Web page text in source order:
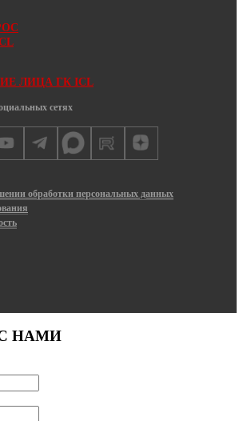
ЛИЦА ГК ICL
сетях
обработки персональных данных
НАМИ